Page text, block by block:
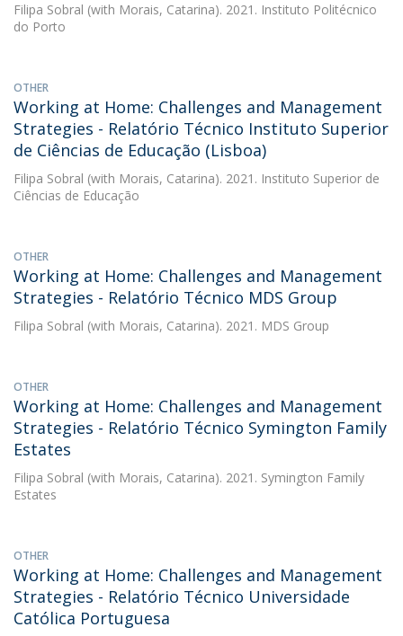
Filipa Sobral (with Morais, Catarina). 2021. Instituto Politécnico
do Porto
OTHER
Working at Home: Challenges and Management
Strategies - Relatório Técnico Instituto Superior
de Ciências de Educação (Lisboa)
Filipa Sobral (with Morais, Catarina). 2021. Instituto Superior de
Ciências de Educação
OTHER
Working at Home: Challenges and Management
Strategies - Relatório Técnico MDS Group
Filipa Sobral (with Morais, Catarina). 2021. MDS Group
OTHER
Working at Home: Challenges and Management
Strategies - Relatório Técnico Symington Family
Estates
Filipa Sobral (with Morais, Catarina). 2021. Symington Family
Estates
OTHER
Working at Home: Challenges and Management
Strategies - Relatório Técnico Universidade
Católica Portuguesa